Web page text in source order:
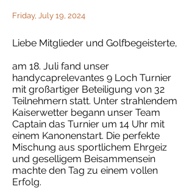
Friday, July 19, 2024
Liebe Mitglieder und Golfbegeisterte,
am 18. Juli fand unser
handycaprelevantes 9 Loch Turnier
mit großartiger Beteiligung von 32
Teilnehmern statt. Unter strahlendem
Kaiserwetter begann unser Team
Captain das Turnier um 14 Uhr mit
einem Kanonenstart. Die perfekte
Mischung aus sportlichem Ehrgeiz
und geselligem Beisammensein
machte den Tag zu einem vollen
Erfolg.